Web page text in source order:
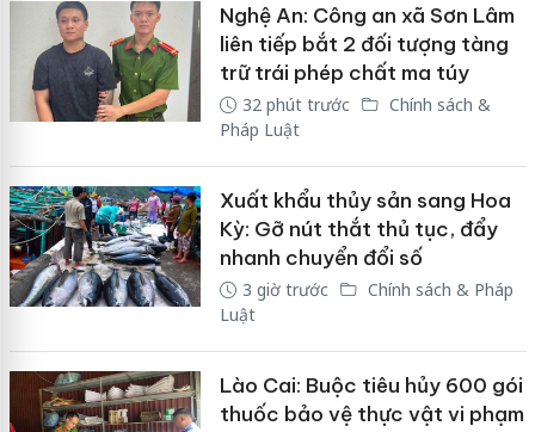
Nghệ An: Công an xã Sơn Lâm
liên tiếp bắt 2 đối tượng tàng
trữ trái phép chất ma túy
32 phút trước
Chính sách &
Pháp Luật
Xuất khẩu thủy sản sang Hoa
Kỳ: Gỡ nút thắt thủ tục, đẩy
nhanh chuyển đổi số
3 giờ trước
Chính sách & Pháp
Luật
Lào Cai: Buộc tiêu hủy 600 gói
thuốc bảo vệ thực vật vi phạm